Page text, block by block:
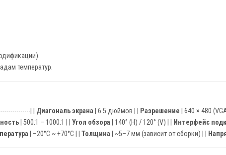
температур.
| | Диагональ экрана | 6.5 дюймов | | Разрешение | 640 × 480
| 500:1 – 1000:1 | | Угол обзора | 140° (H) / 120° (V) | | Интерфейс
| –20°C ~ +70°C | | Толщина | ~5–7 мм (зависит от сборки) | |